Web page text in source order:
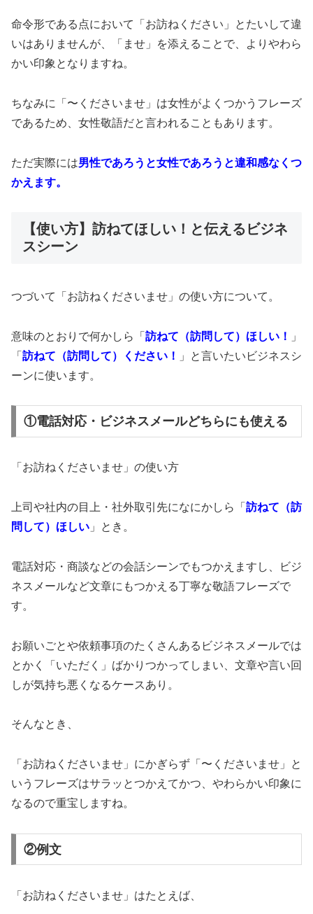
命令形である点において「お訪ねください」とたいして違
いはありませんが、「ませ」を添えることで、よりやわら
かい印象となりますね。
ちなみに「〜くださいませ」は女性がよくつかうフレーズ
であるため、女性敬語だと言われることもあります。
ただ実際には男性であろうと女性であろうと違和感なくつ
かえます。
【使い方】訪ねてほしい！と伝えるビジネ
スシーン
つづいて「お訪ねくださいませ」の使い方について。
意味のとおりで何かしら「 訪ねて（訪問して）ほしい！
」
「 訪ねて（訪問して）ください！
」と言いたいビジネスシ
ーンに使います。
①電話対応・ビジネスメールどちらにも使える
「お訪ねくださいませ」の使い方
上司や社内の目上・社外取引先になにかしら「 訪ねて（訪
問して）ほしい 」とき。
電話対応・商談などの会話シーンでもつかえますし、ビジ
ネスメールなど文章にもつかえる丁寧な敬語フレーズで
す。
お願いごとや依頼事項のたくさんあるビジネスメールでは
とかく「いただく」ばかりつかってしまい、文章や言い回
しが気持ち悪くなるケースあり。
そんなとき、
「お訪ねくださいませ」にかぎらず「〜くださいませ」と
いうフレーズはサラッとつかえてかつ、やわらかい印象に
なるので重宝しますね。
②例文
「お訪ねくださいませ」はたとえば、